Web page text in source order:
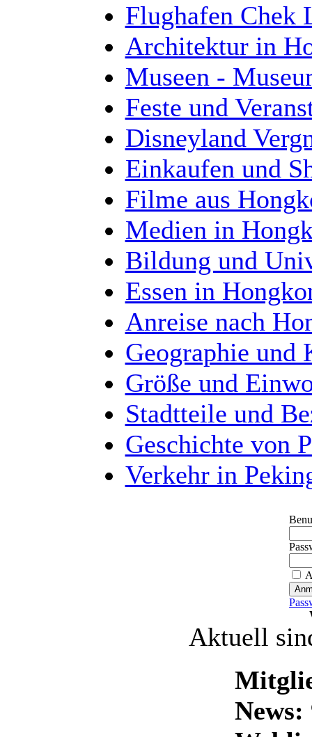
Flughafen Chek
Architektur in
Museen -
Feste und
Disneyland
Einkaufen und
Filme aus
Medien in
Bildung und
Essen in
Anreise nach
Geographie und
Größe und
Stadtteile und
Geschichte von
Verkehr in
Aktuell
News: